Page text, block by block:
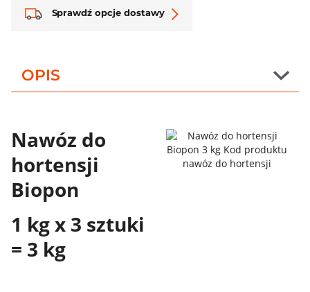
Sprawdź opcje dostawy
OPIS
Nawóz do
hortensji
Biopon
1 kg x 3 sztuki
= 3 kg